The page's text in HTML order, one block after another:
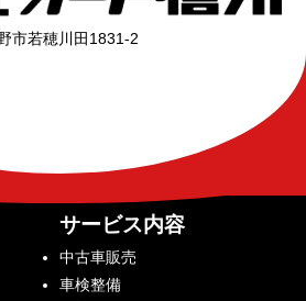
市若穂川田1831-2
サービス内容
中古車販売
車検整備